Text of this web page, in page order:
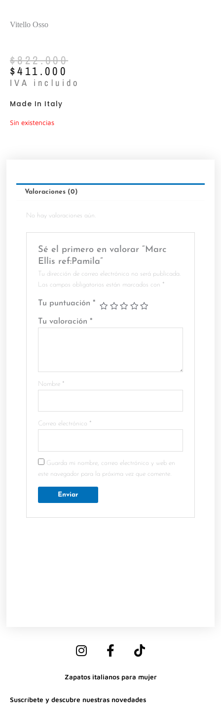
Vitello Osso
$822.000
El
precio
original
$822.000.
$411.000
El
precio
actual
$411.000.
IVA incluido
Made In Italy
Sin existencias
Valoraciones (0)
No hay valoraciones aún.
Sé el primero en valorar “Marc
Ellis ref:Pamila”
Tu dirección de correo electrónico no será publicada.
Los campos obligatorios están marcados con *
Tu puntuación*
Tu valoración*
Nombre *
Correo electrónico *
Guarda mi nombre, correo electrónico y web en
este navegador para la próxima vez que comente.
I
n
t
g
F
a
e
o
T
i
t
o
k
Zapatos italianos para mujer
Suscríbete y descubre nuestras novedades